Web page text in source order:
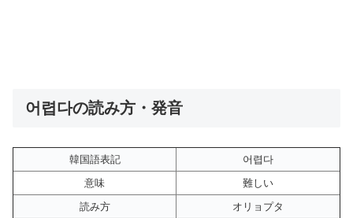
어렵다の読み方・発音
韓国語表記
어렵다
意味
難しい
読み方
オリョプタ